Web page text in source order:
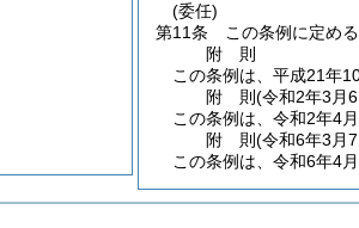
(委任)
第11条
この条例に定め
附 則
この条例は、平成21年
附 則(令和2年3月
この条例は、令和2年4
附 則(令和6年3月
この条例は、令和6年4